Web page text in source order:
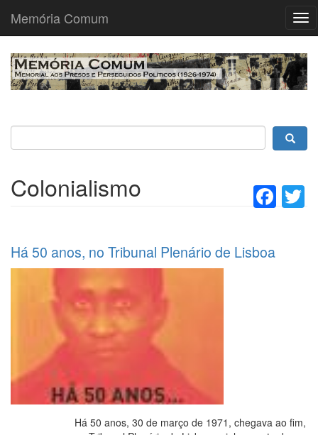
Passar
para
Memória Comum
Colonialismo
Há 50 anos, no Tribunal Plenário de Lisboa
Há 50 anos, 30 de março de 1971, chegava ao fim,